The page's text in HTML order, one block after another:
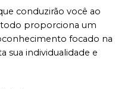
conduzirão você ao
proporciona um
focado na
sua individualidade e